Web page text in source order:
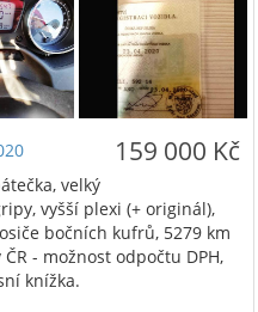
159 000 Kč
velký
vyšší plexi (+ originál),
bočních kufrů, 5279 km
- možnost odpočtu DPH,
knížka.